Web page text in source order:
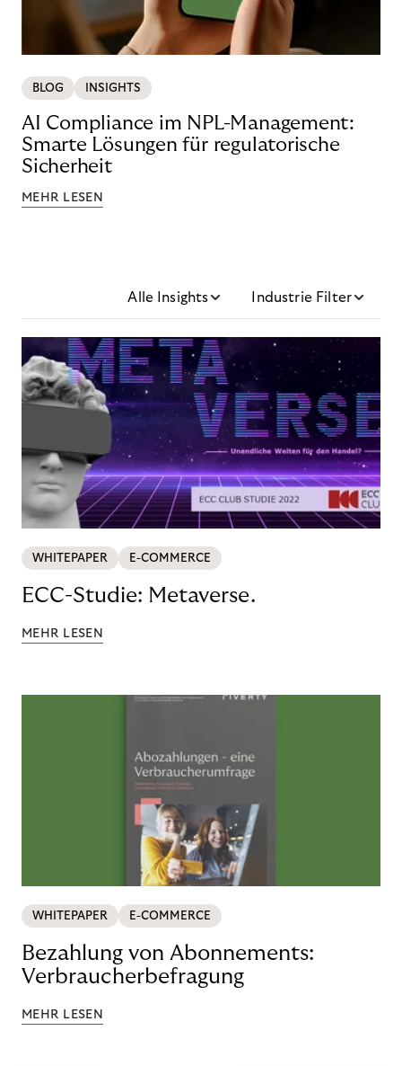
BLOG INSIGHTS
AI Compliance im NPL-Management:
Smarte Lösungen für regulatorische
Sicherheit
MEHR LESEN
Alle Insights Industrie Filter
WHITEPAPER E-COMMERCE
ECC-Studie: Metaverse.
MEHR LESEN
WHITEPAPER E-COMMERCE
Bezahlung von Abonnements:
Verbraucherbefragung
MEHR LESEN